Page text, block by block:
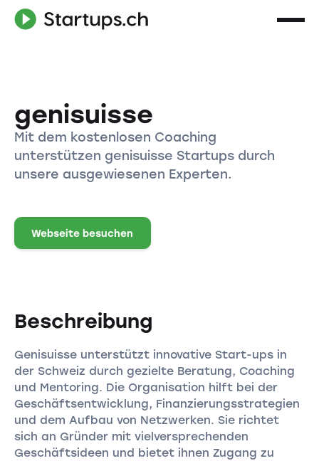
genisuisse
Mit dem kostenlosen Coaching
unterstützen genisuisse Startups durch
unsere ausgewiesenen Experten.
Webseite besuchen
Beschreibung
Genisuisse unterstützt innovative Start-ups in
der Schweiz durch gezielte Beratung, Coaching
und Mentoring. Die Organisation hilft bei der
Geschäftsentwicklung, Finanzierungsstrategien
und dem Aufbau von Netzwerken. Sie richtet
sich an Gründer mit vielversprechenden
Geschäftsideen und bietet ihnen Zugang zu